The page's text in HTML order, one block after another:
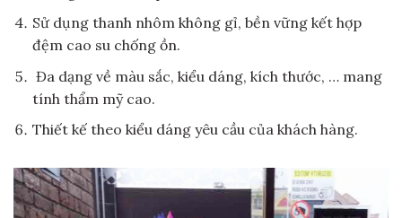
Sử dụng thanh nhôm không gỉ, bền vững kết hợp
đệm cao su chống ồn.
Đa dạng về màu sắc, kiểu dáng, kích thước, … mang
tính thẩm mỹ cao.
Thiết kế theo kiểu dáng yêu cầu của khách hàng.